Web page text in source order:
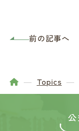
前の記事へ
Topics